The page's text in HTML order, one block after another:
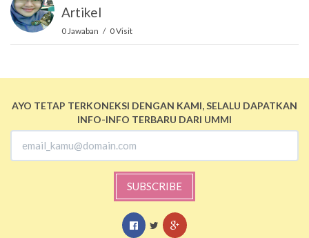
Artikel
0 Jawaban / 0 Visit
AYO TETAP TERKONEKSI DENGAN KAMI, SELALU DAPATKAN
INFO-INFO TERBARU DARI UMMI
SUBSCRIBE